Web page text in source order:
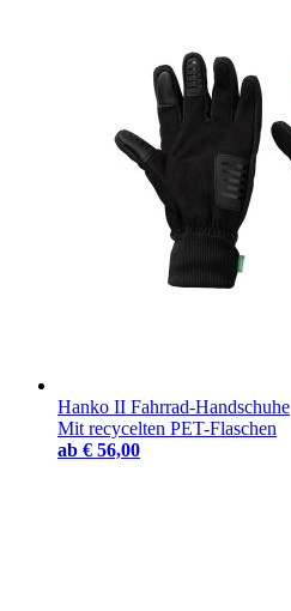
Hanko II Fahrrad-Handschuhe
Mit recycelten PET-Flaschen
ab € 56,00